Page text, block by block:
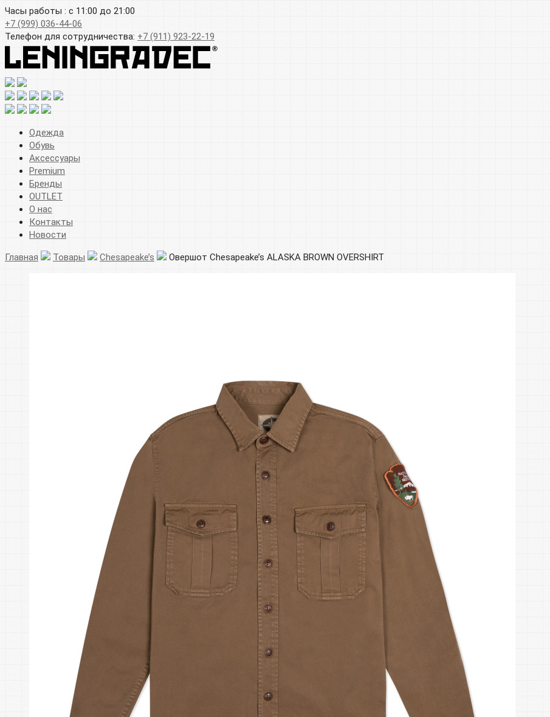
Часы работы : с 11:00 до 21:00
+7 (999) 036-44-06
Телефон для сотрудничества: +7 (911) 923-22-19
Одежда
Обувь
Аксессуары
Premium
Бренды
OUTLET
О нас
Контакты
Новости
Главная Товары Chesapeake’s Овершот Chesapeake’s ALASKA BROWN OVERSHIRT